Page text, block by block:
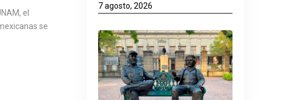
el
se
7 agosto, 2026